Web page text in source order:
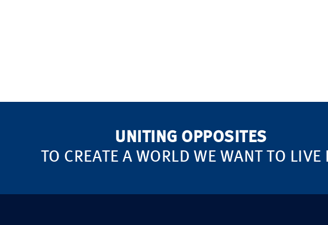
UNITING OPPOSITES
TO CREATE A WORLD WE WANT TO LIVE